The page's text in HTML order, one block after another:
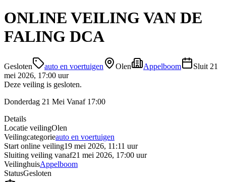
ONLINE VEILING VAN DE
FALING DCA
Gesloten auto en voertuigen Olen Appelboom Sluit 21
mei 2026, 17:00 uur
Deze veiling is gesloten.
Donderdag 21 Mei Vanaf 17:00
Details
Locatie veilingOlen
Veilingcategorieauto en voertuigen
Start online veiling19 mei 2026, 11:11 uur
Sluiting veiling vanaf21 mei 2026, 17:00 uur
VeilinghuisAppelboom
StatusGesloten